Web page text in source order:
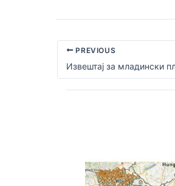
PREVIOUS
Извештај за младински